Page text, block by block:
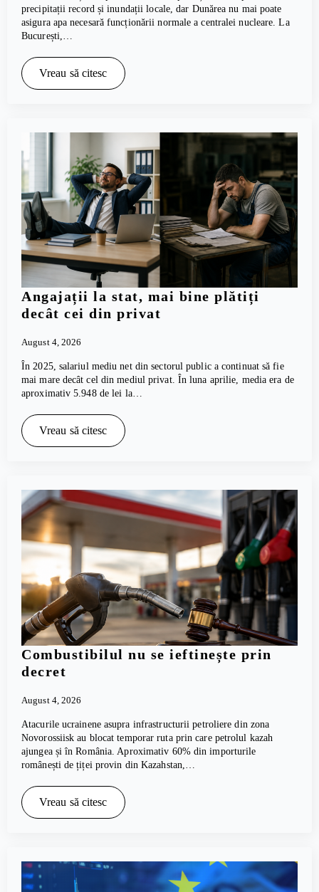
precipitații record și inundații locale, dar Dunărea nu mai poate
asigura apa necesară funcționării normale a centralei nucleare. La
București,…
Vreau să citesc
Angajații la stat, mai bine plătiți
decât cei din privat
August 4, 2026
În 2025, salariul mediu net din sectorul public a continuat să fie
mai mare decât cel din mediul privat. În luna aprilie, media era de
aproximativ 5.948 de lei la…
Vreau să citesc
Combustibilul nu se ieftinește prin
decret
August 4, 2026
Atacurile ucrainene asupra infrastructurii petroliere din zona
Novorossiisk au blocat temporar ruta prin care petrolul kazah
ajungea și în România. Aproximativ 60% din importurile
românești de țiței provin din Kazahstan,…
Vreau să citesc